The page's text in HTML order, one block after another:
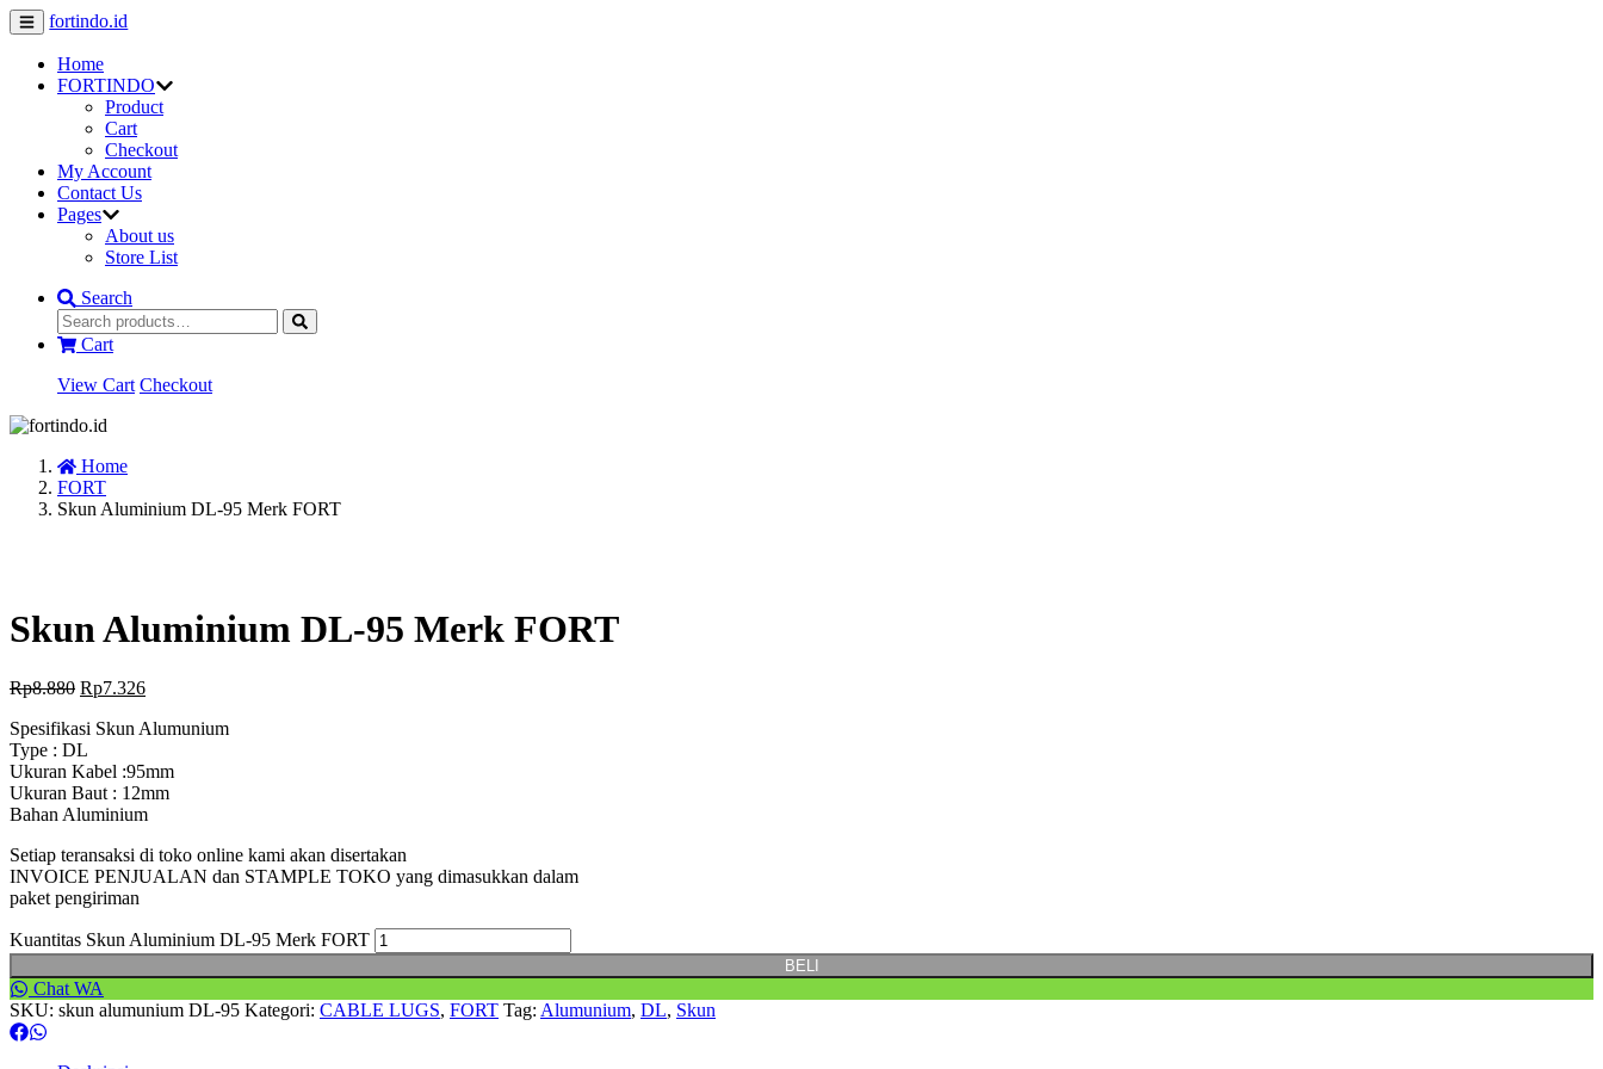
fortindo.id
Home
FORTINDO
Product
Cart
Checkout
My Account
Contact Us
Pages
About us
Store List
Search
Cart
View Cart Checkout
Home
FORT
Skun Aluminium DL-95 Merk FORT
Skun Aluminium DL-95 Merk FORT
Rp8.880 Rp7.326
Spesifikasi Skun Alumunium
Type : DL
Ukuran Kabel :95mm
Ukuran Baut : 12mm
Bahan Aluminium
Setiap teransaksi di toko online kami akan disertakan
INVOICE PENJUALAN dan STAMPLE TOKO yang dimasukkan dalam
paket pengiriman
Kuantitas Skun Aluminium DL-95 Merk FORT
BELI
Chat WA
SKU: skun alumunium DL-95 Kategori: CABLE LUGS, FORT Tag: Alumunium, DL, Skun